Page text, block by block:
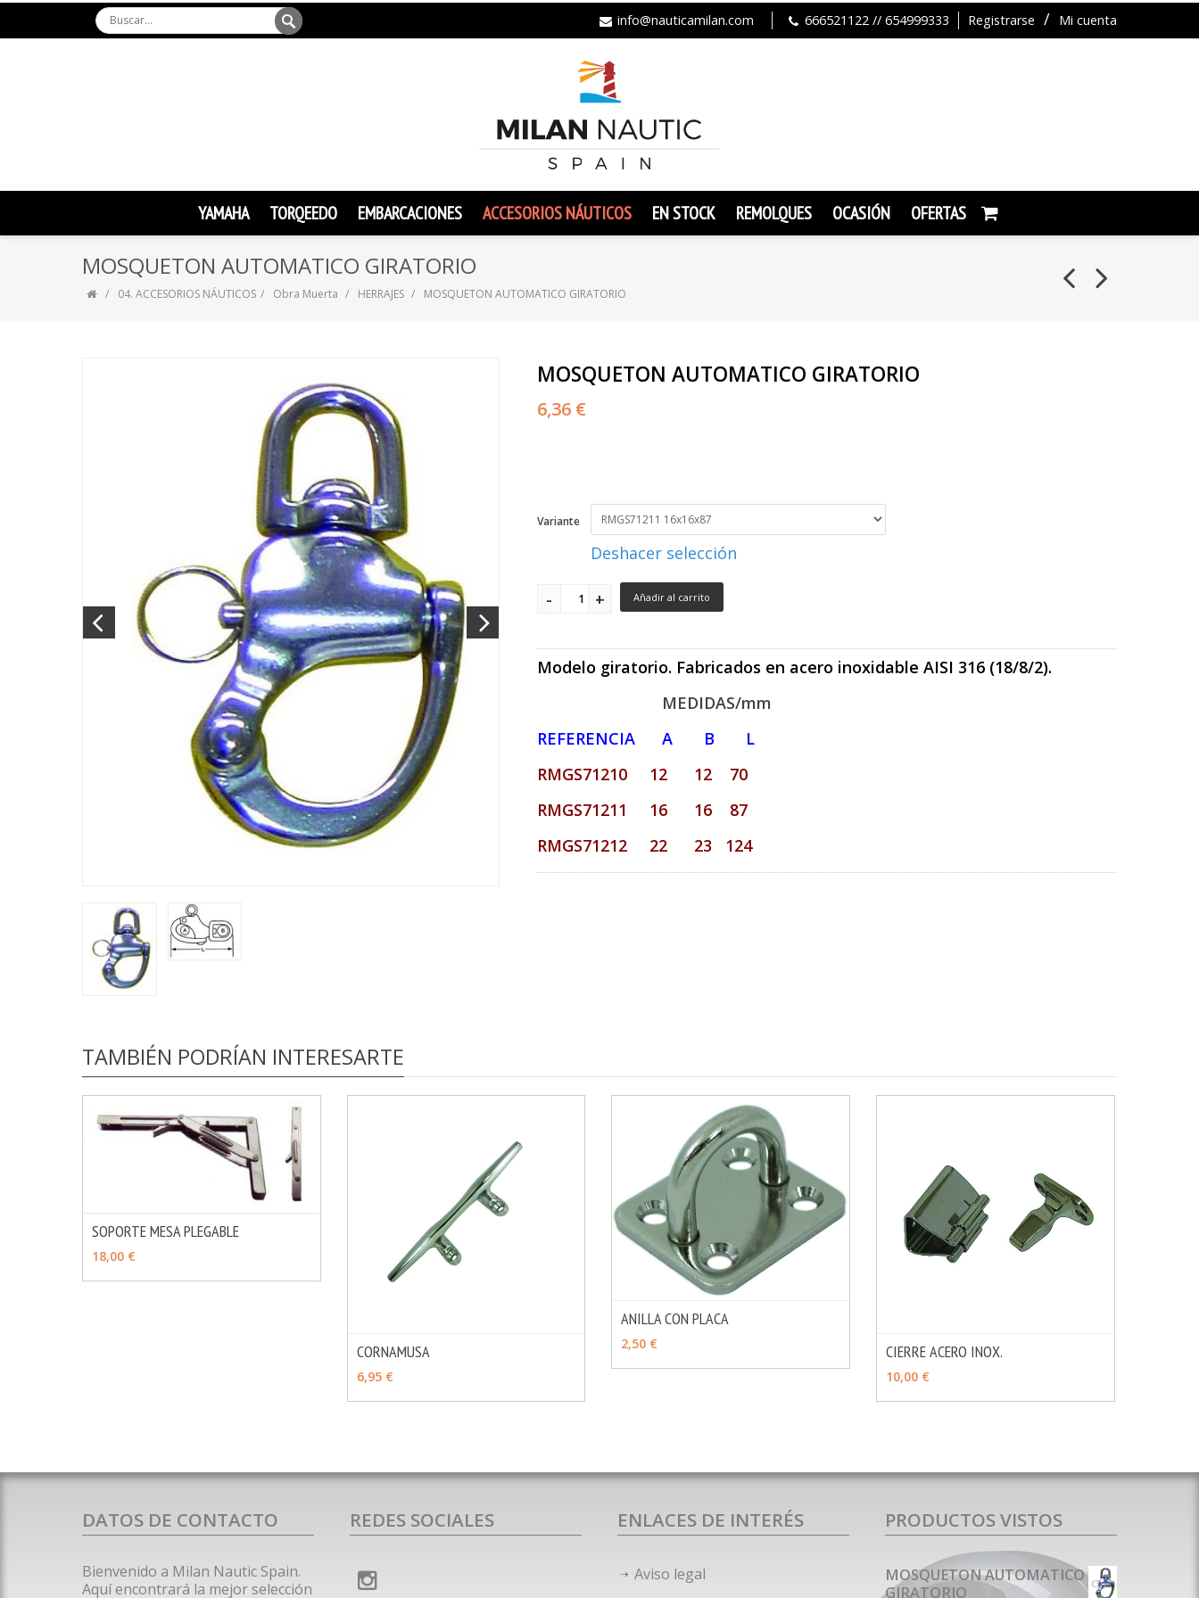
Registrarse Mi cuenta
info@nauticamilan.com 666521122 // 654999333
YAMAHA TORQEEDO EMBARCACIONES ACCESORIOS NÁUTICOS EN STOCK REMOLQUES OCASIÓN OFERTAS
MOSQUETON AUTOMATICO GIRATORIO
04. ACCESORIOS NÁUTICOS Obra Muerta HERRAJES MOSQUETON AUTOMATICO GIRATORIO
MOSQUETON AUTOMATICO GIRATORIO
6,36 €
Variante
Deshacer selección
Añadir al carrito
Modelo giratorio. Fabricados en acero inoxidable AISI 316 (18/8/2).
MEDIDAS/mm
REFERENCIA A B L
RMGS71210 12 12 70
RMGS71211 16 16 87
RMGS71212 22 23 124
TAMBIÉN PODRÍAN INTERESARTE
SOPORTE MESA PLEGABLE
18,00 €
CORNAMUSA
6,95 €
ANILLA CON PLACA
2,50 € CIERRE ACERO INOX.
10,00 €
DATOS DE CONTACTO
Bienvenido a Milan Nautic Spain.
Aquí encontrará la mejor selección
REDES SOCIALES ENLACES DE INTERÉS
Aviso legal
PRODUCTOS VISTOS
MOSQUETON AUTOMATICO
GIRATORIO